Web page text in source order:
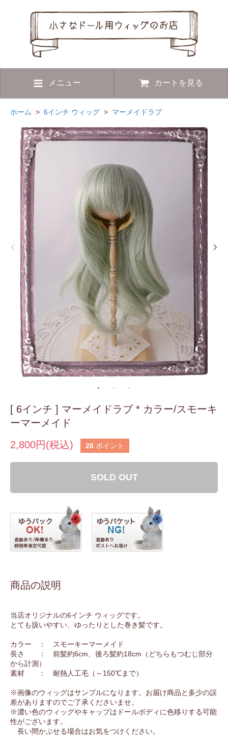
メニュー カートを見る
ホーム > 6インチ ウィッグ > マーメイドラブ
[ 6インチ ] マーメイドラブ * カラー/スモーキ
ーマーメイド
2,800円(税込)
28 ポイント
SOLD OUT
商品の説明
当店オリジナルの6インチ ウィッグです。
とても扱いやすい、ゆったりとした巻き髪です。
カラー ： スモーキーマーメイド
長さ ： 前髪約6cm、後ろ髪約18cm（どちらもつむじ部分
から計測）
素材 ： 耐熱人工毛（～150℃まで）
※画像のウィッグはサンプルになります。お届け商品と多少の誤
差がありますのでご了承くださいませ。
※濃い色のウィッグやキャップはドールボディに色移りする可能
性がございます。
長い間かぶせる場合はお気をつけください。